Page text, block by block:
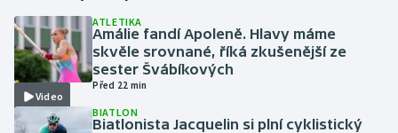
Gymnastika
Házená
Jezdectví
Video
ATLETIKA
Amálie fandí Apoleně. Hlavy máme
skvěle srovnané, říká zkušenější ze
sester Švábíkových
Před 22 min
BIATLON
Biatlonista Jacquelin si plní cyklistický